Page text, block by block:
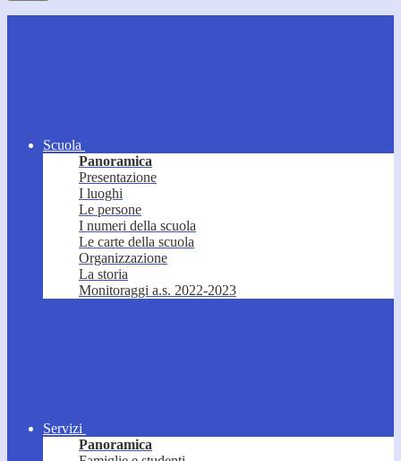
Scuola
Panoramica
Presentazione
I luoghi
Le persone
I numeri della scuola
Le carte della scuola
Organizzazione
La storia
Monitoraggi a.s. 2022-2023
Servizi
Panoramica